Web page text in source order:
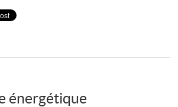
énergétique